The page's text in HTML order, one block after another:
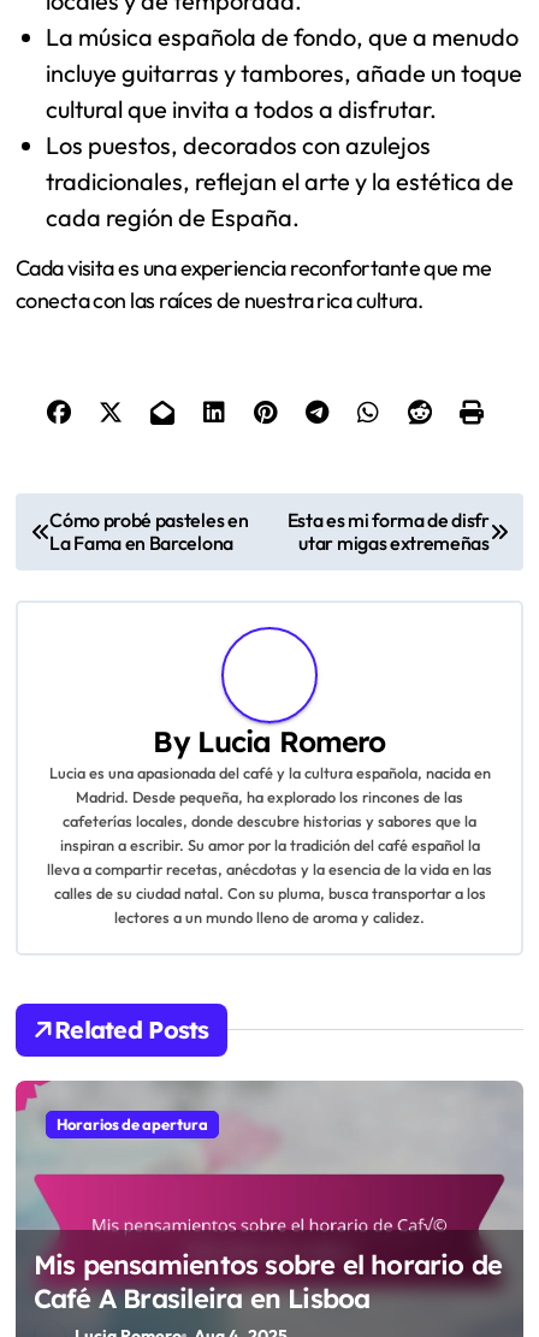
La música española de fondo, que a menudo
incluye guitarras y tambores, añade un toque
cultural que invita a todos a disfrutar.
Los puestos, decorados con azulejos
tradicionales, reflejan el arte y la estética de
cada región de España.
Cada visita es una experiencia reconfortante que me
conecta con las raíces de nuestra rica cultura.
P
o
s
a
t
i
o
Cómo probé pasteles en
La Fama en Barcelona
Esta es mi forma de disfr
utar migas extremeñas
By Lucia Romero
Lucia es una apasionada del café y la cultura española, nacida en
Madrid. Desde pequeña, ha explorado los rincones de las
cafeterías locales, donde descubre historias y sabores que la
inspiran a escribir. Su amor por la tradición del café español la
lleva a compartir recetas, anécdotas y la esencia de la vida en las
calles de su ciudad natal. Con su pluma, busca transportar a los
lectores a un mundo lleno de aroma y calidez.
Related Posts
Horarios de apertura
Mis pensamientos sobre el horario de
Café A Brasileira en Lisboa